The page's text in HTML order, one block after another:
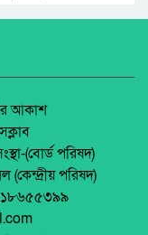
আহত ৩
নারী উদ্ধার
কুপিয়ে হত্যা,
সভা অনুষ্ঠিত।
মতবিনিময় সভা
রংপুরে ১১ দলের
আকাশ
(বোর্ড পরিষদ)
(কেন্দ্রীয় পরিষদ)